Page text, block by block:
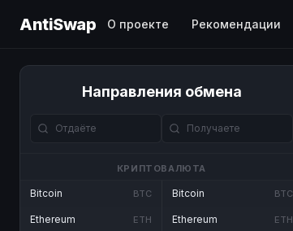
AntiSwap О проекте Рекомендации
Направления обмена
КРИПТОВАЛЮТА
Bitcoin BTC
Ethereum ETH
Bitcoin BTC
Ethereum ETH